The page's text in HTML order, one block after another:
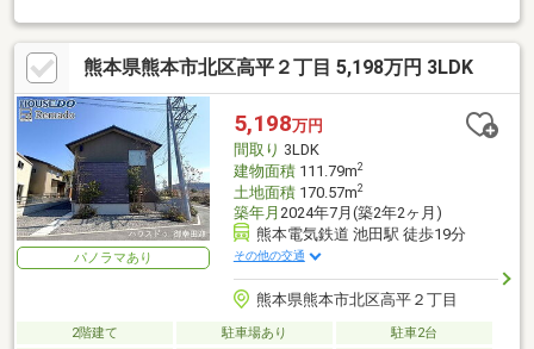
熊本県熊本市北区高平２丁目 5,198万円 3LDK
パノラマあり
5,198万円
間取り 3LDK
建物面積111.79m2
土地面積170.57m2
築年月 2024年7月(築2年2ヶ月)
熊本電気鉄道 池田駅 徒歩19分
その他の交通
熊本県熊本市北区高平２丁目
2階建て 駐車場あり
駐車2台